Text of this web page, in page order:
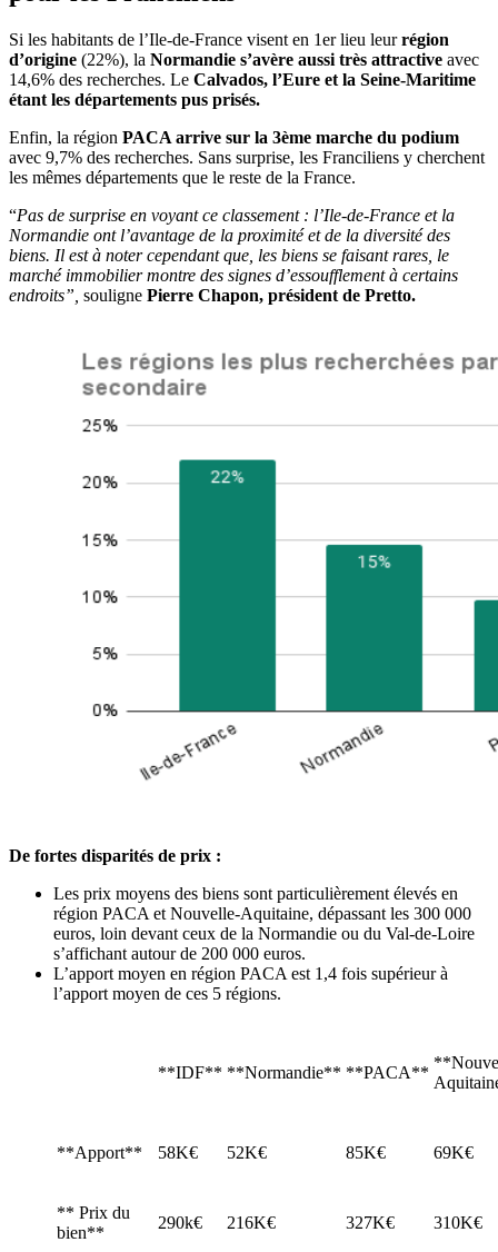
Si les habitants de l’Ile-de-France visent en 1er lieu leurrégion
d’origine (22%), la Normandie s’avère aussi très attractive avec
14,6% des recherches. Le Calvados, l’Eure et la Seine-Maritime
étant les départements pus prisés.
Enfin, la région PACA arrive sur la 3ème marche du podium
avec 9,7% des recherches. Sans surprise, les Franciliens y cherchent
les mêmes départements que le reste de la France.
“Pas de surprise en voyant ce classement : l’Ile-de-France et la
Normandie ont l’avantage de la proximité et de la diversité des
biens. Il est à noter cependant que, les biens se faisant rares, le
marché immobilier montre des signes d’essoufflement à certains
endroits”, souligne Pierre Chapon, président de Pretto.
De fortes disparités de prix :
Les prix moyens des biens sont particulièrement élevés en
région PACA et Nouvelle-Aquitaine, dépassant les 300 000
euros, loin devant ceux de la Normandie ou du Val-de-Loire
s’affichant autour de 200 000 euros.
L’apport moyen en région PACA est 1,4 fois supérieur à
l’apport moyen de ces 5 régions.
**IDF** **Normandie** **PACA**
**Apport** 58K€ 52K€ 85K€ 69K€
** Prix du
bien**
290k€ 216K€ 327K€ 310K€